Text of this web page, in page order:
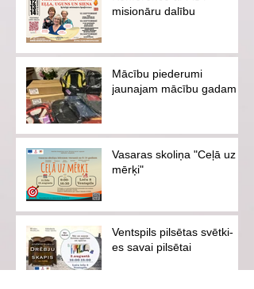
misionāru dalību
Mācību piederumi
jaunajam mācību gadam
Vasaras skoliņa "Ceļā uz
mērķi"
Ventspils pilsētas svētki-
es savai pilsētai